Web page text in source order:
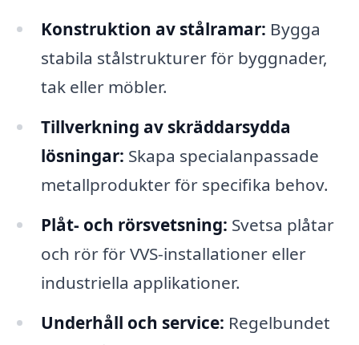
Konstruktion av stålramar: Bygga
stabila stålstrukturer för byggnader,
tak eller möbler.
Tillverkning av skräddarsydda
lösningar: Skapa specialanpassade
metallprodukter för specifika behov.
Plåt- och rörsvetsning: Svetsa plåtar
och rör för VVS-installationer eller
industriella applikationer.
Underhåll och service: Regelbundet